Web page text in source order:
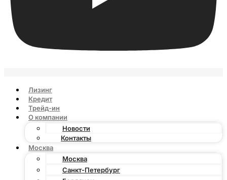
Лизинг
Кредит
Трейд-ин
О компании
Новости
Контакты
Москва
Москва
Санкт-Петербург